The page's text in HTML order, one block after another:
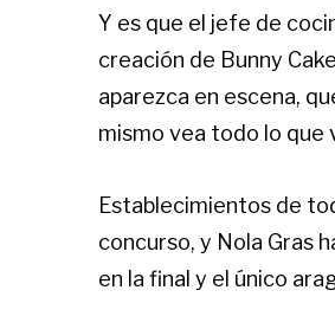
Y es que el jefe de
creación de Bunny
aparezca en escena,
mismo vea todo lo que
Establecimientos de
concurso, y Nola Gras
en la final y el único